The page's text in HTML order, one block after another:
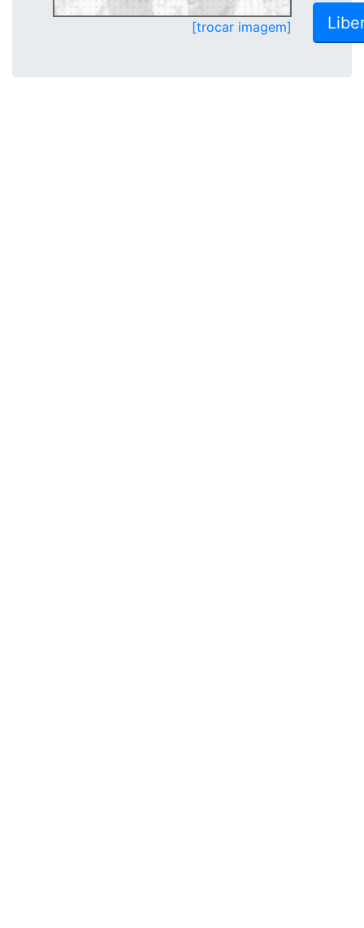
[trocar imagem]